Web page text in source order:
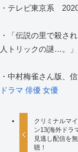
・テレビ東京系
・「伝説の里で殺さ
人トリックの謎…。」
・中村梅雀さん版、
ドラマ 俳優 女優
クリミナルマ
ン13(海外ドラ
見逃し配信を
聴！